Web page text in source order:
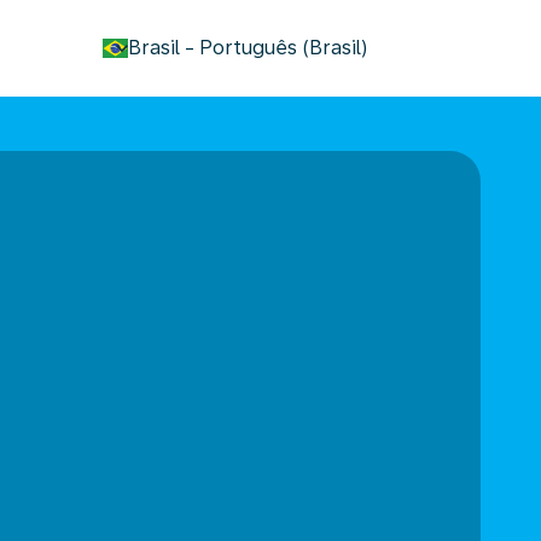
Brasil - Português (Brasil)
keyboard_arrow_down